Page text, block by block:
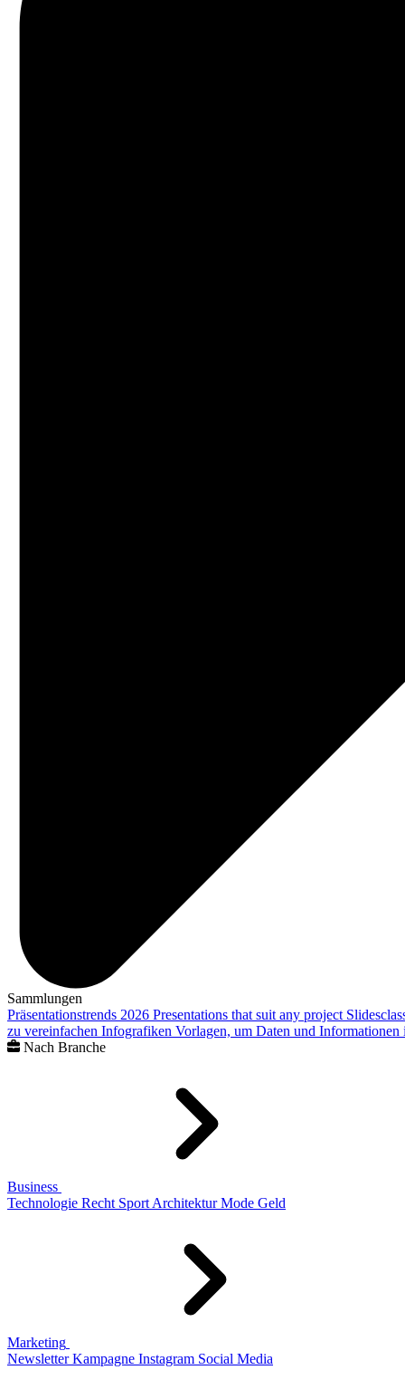
Sammlungen
Präsentationstrends 2026 Presentations that suit any project
zu vereinfachen Infografiken Vorlagen, um Daten und
Nach Branche
Business
Technologie Recht Sport Architektur Mode Geld
Marketing
Newsletter Kampagne Instagram Social Media